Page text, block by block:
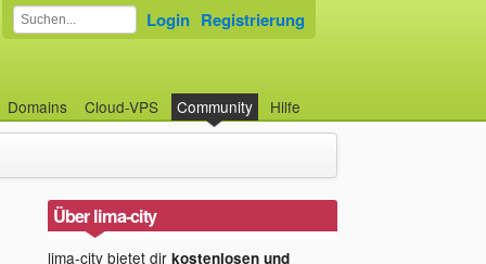
Domains Cloud-VPS Community Hilfe
Login Registrierung
Über lima-city
lima-city bietet dir kostenlosen und